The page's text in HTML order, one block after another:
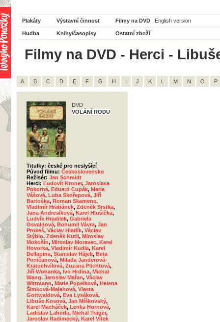
Plakáty Výstavní činnost Filmy na DVD English version
Hudba Knihy/časopisy Ostatní zboží
Filmy na DVD - Herci -
A B C D E F G H I J K L M N O P
DVD
VOLÁNÍ RODU
Titulky: české pro neslyšící
Původ filmu: Československo
Režisér: Jan Schmidt
Herci: Ľudovít Kroner, Jaroslava
Pokorná, Eduard Cupák, Marie
Vášová, Luba Skořepová, Jiří
Bartoška, Roman Skamene,
Vladimír Hrabánek, Zdeněk Srstka,
Jana Andresíková, Karel Hlušička,
Ludvík Hradilek, Gabriela
Osvaldová, Bohumil Vávra, Jan
Prokeš, Václav Hladík, Václav
Stýblo, Zdeněk Kutil, Miroslav
Mokošín, Miroslav Moravec, Karel
Hovorka, Vladimír Kudla, Karel
Dellapina, Stanislav Hájek, Beta
Poničanová, Milada Janderová-
Kratochvílová, Zuzana Plichtová,
Jiří Wohanka, Ivo Hrdina, Michal
Wang, Jaroslav Mařan, Václav
Wittmann, Marie Popelková, Helena
Šimková-Malehová, Vlasta
Gottwaldová, Eva Lysáková,
Libuše Kosová, Jan Míškovský,
Karel Macháček, Lenka Hornová,
Ladislav Lahoda, Michal Träger,
Jaroslav Radimecký, Karel Vítek